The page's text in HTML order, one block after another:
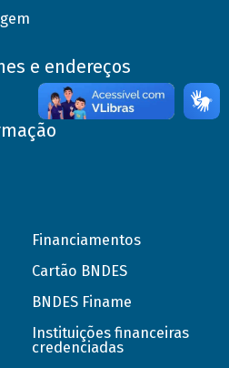
e endereços
Financiamentos
Cartão BNDES
BNDES Finame
Instituições financeiras
credenciadas